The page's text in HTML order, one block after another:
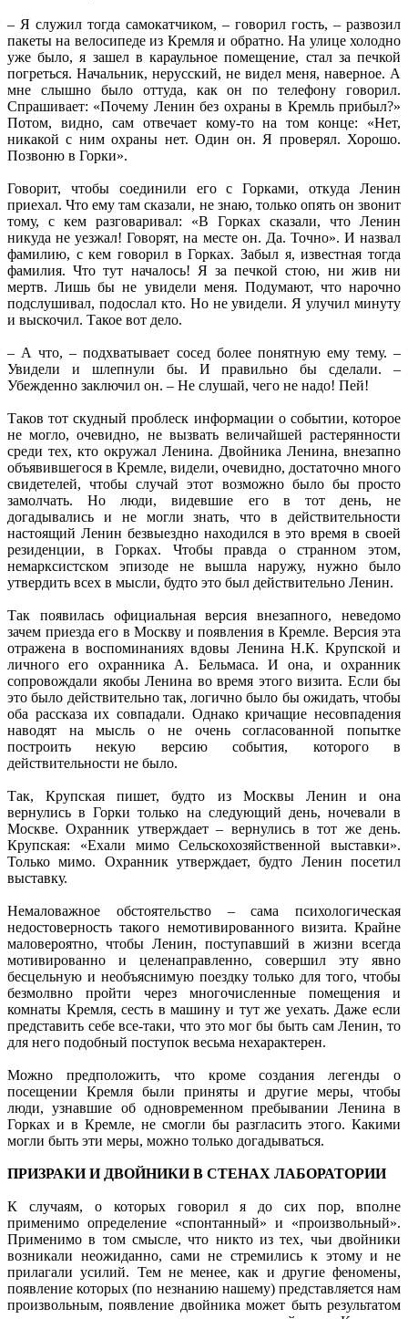
– Я служил тогда самокатчиком, – говорил гость, – развозил
пакеты на велосипеде из Кремля и обратно. На улице холодно
уже было, я зашел в караульное помещение, стал за печкой
погреться. Начальник, нерусский, не видел меня, наверное. А
мне слышно было оттуда, как он по телефону говорил.
Спрашивает: «Почему Ленин без охраны в Кремль прибыл?»
Потом, видно, сам отвечает кому-то на том конце: «Нет,
никакой с ним охраны нет. Один он. Я проверял. Хорошо.
Позвоню в Горки».
Говорит, чтобы соединили его с Горками, откуда Ленин
приехал. Что ему там сказали, не знаю, только опять он звонит
тому, с кем разговаривал: «В Горках сказали, что Ленин
никуда не уезжал! Говорят, на месте он. Да. Точно». И назвал
фамилию, с кем говорил в Горках. Забыл я, известная тогда
фамилия. Что тут началось! Я за печкой стою, ни жив ни
мертв. Лишь бы не увидели меня. Подумают, что нарочно
подслушивал, подослал кто. Но не увидели. Я улучил минуту
и выскочил. Такое вот дело.
– А что, – подхватывает сосед более понятную ему тему. –
Увидели и шлепнули бы. И правильно бы сделали. –
Убежденно заключил он. – Не слушай, чего не надо! Пей!
Таков тот скудный проблеск информации о событии, которое
не могло, очевидно, не вызвать величайшей растерянности
среди тех, кто окружал Ленина. Двойника Ленина, внезапно
объявившегося в Кремле, видели, очевидно, достаточно много
свидетелей, чтобы случай этот возможно было бы просто
замолчать. Но люди, видевшие его в тот день, не
догадывались и не могли знать, что в действительности
настоящий Ленин безвыездно находился в это время в своей
резиденции, в Горках. Чтобы правда о странном этом,
немарксистском эпизоде не вышла наружу, нужно было
утвердить всех в мысли, будто это был действительно Ленин.
Так появилась официальная версия внезапного, неведомо
зачем приезда его в Москву и появления в Кремле. Версия эта
отражена в воспоминаниях вдовы Ленина Н.К. Крупской и
личного его охранника А. Бельмаса. И она, и охранник
сопровождали якобы Ленина во время этого визита. Если бы
это было действительно так, логично было бы ожидать, чтобы
оба рассказа их совпадали. Однако кричащие несовпадения
наводят на мысль о не очень согласованной попытке
построить некую версию события, которого в
действительности не было.
Так, Крупская пишет, будто из Москвы Ленин и она
вернулись в Горки только на следующий день, ночевали в
Москве. Охранник утверждает – вернулись в тот же день.
Крупская: «Ехали мимо Сельскохозяйственной выставки».
Только мимо. Охранник утверждает, будто Ленин посетил
выставку.
Немаловажное обстоятельство – сама психологическая
недостоверность такого немотивированного визита. Крайне
маловероятно, чтобы Ленин, поступавший в жизни всегда
мотивированно и целенаправленно, совершил эту явно
бесцельную и необъяснимую поездку только для того, чтобы
безмолвно пройти через многочисленные помещения и
комнаты Кремля, сесть в машину и тут же уехать. Даже если
представить себе все-таки, что это мог бы быть сам Ленин, то
для него подобный поступок весьма нехарактерен.
Можно предположить, что кроме создания легенды о
посещении Кремля были приняты и другие меры, чтобы
люди, узнавшие об одновременном пребывании Ленина в
Горках и в Кремле, не смогли бы разгласить этого. Какими
могли быть эти меры, можно только догадываться.
ПРИЗРАКИ И ДВОЙНИКИ В СТЕНАХ ЛАБОРАТОРИИ
К случаям, о которых говорил я до сих пор, вполне
применимо определение «спонтанный» и «произвольный».
Применимо в том смысле, что никто из тех, чьи двойники
возникали неожиданно, сами не стремились к этому и не
прилагали усилий. Тем не менее, как и другие феномены,
появление которых (по незнанию нашему) представляется нам
произвольным, появление двойника может быть результатом